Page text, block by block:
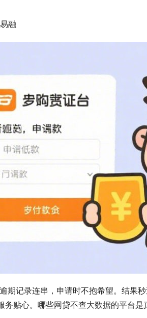
融
期记录连串，申请时不抱希望。结果
务贴心。哪些网贷不查大数据的平台是